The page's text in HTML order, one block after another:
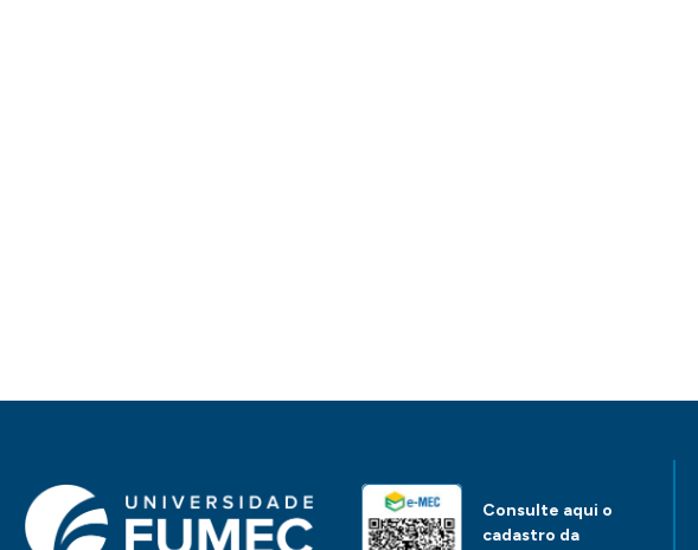
Consulte aqui o
cadastro da